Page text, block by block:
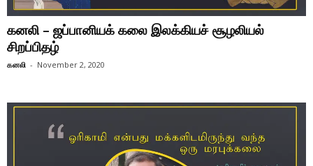
கனலி – ஜப்பானியக் கலை இலக்கியச் சூழலியல்
சிறப்பிதழ்
கனலி - November 2, 2020